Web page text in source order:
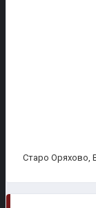
Старо Оряхово,